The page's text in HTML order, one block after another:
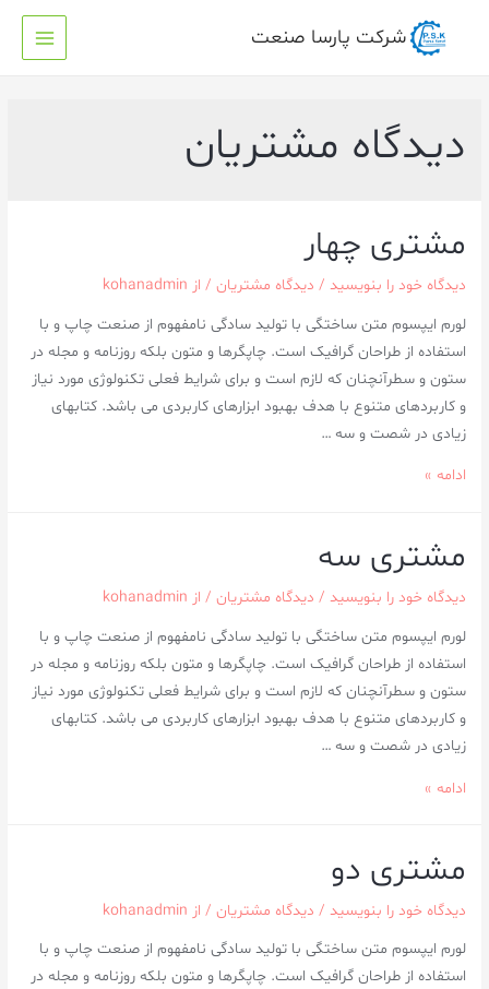
شرکت پارسا صنعت
دیدگاه مشتریان
مشتری چهار
دیدگاه‌ خود را بنویسید / دیدگاه مشتریان / از kohanadmin
لورم ایپسوم متن ساختگی با تولید سادگی نامفهوم از صنعت چاپ و با
استفاده از طراحان گرافیک است. چاپگرها و متون بلکه روزنامه و مجله در
ستون و سطرآنچنان که لازم است و برای شرایط فعلی تکنولوژی مورد نیاز
و کاربردهای متنوع با هدف بهبود ابزارهای کاربردی می باشد. کتابهای
زیادی در شصت و سه …
ادامه »
مشتری سه
دیدگاه‌ خود را بنویسید / دیدگاه مشتریان / از kohanadmin
لورم ایپسوم متن ساختگی با تولید سادگی نامفهوم از صنعت چاپ و با
استفاده از طراحان گرافیک است. چاپگرها و متون بلکه روزنامه و مجله در
ستون و سطرآنچنان که لازم است و برای شرایط فعلی تکنولوژی مورد نیاز
و کاربردهای متنوع با هدف بهبود ابزارهای کاربردی می باشد. کتابهای
زیادی در شصت و سه …
ادامه »
مشتری دو
دیدگاه‌ خود را بنویسید / دیدگاه مشتریان / از kohanadmin
لورم ایپسوم متن ساختگی با تولید سادگی نامفهوم از صنعت چاپ و با
استفاده از طراحان گرافیک است. چاپگرها و متون بلکه روزنامه و مجله در